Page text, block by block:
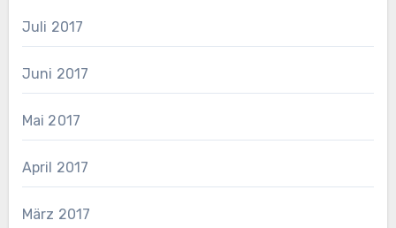
Juli 2017
Juni 2017
Mai 2017
April 2017
März 2017